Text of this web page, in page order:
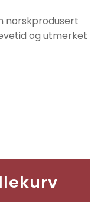
norskprodusert
og utmerket